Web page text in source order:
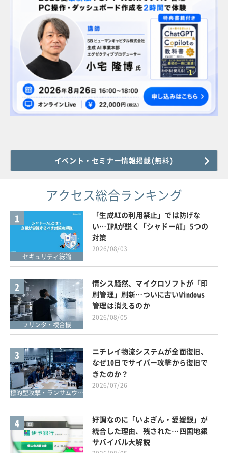
イベント・セミナー情報掲載(無料)
アクセス総合ランキング
1
セキュリティ総論
「生成AIの利用禁止」では防げな
い…IPAが説く「シャドーAI」5つの
対策
2026/08/03
2
プリンタ・複合機
情シス騒然、マイクロソフトが「印
刷管理」刷新…ついに古いWindows
管理は消えるのか
2026/08/05
3
標的型攻撃・ランサムウェア対策
ニチレイ物流システムが全面復旧、
なぜ10日でサイバー攻撃から復旧で
きたのか？
2026/07/26
4
好調なのに「いよぎん・愛媛銀」が
統合した理由、残された…四国地銀
サバイバル大解説